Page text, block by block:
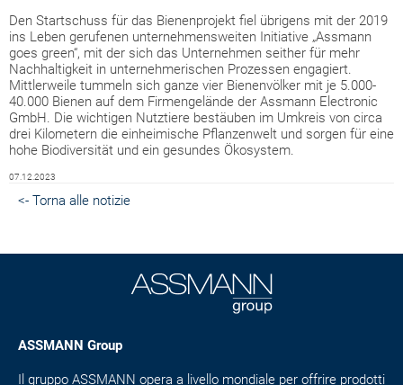
Den Startschuss für das Bienenprojekt fiel übrigens mit der 2019
ins Leben gerufenen unternehmensweiten Initiative „Assmann
goes green“, mit der sich das Unternehmen seither für mehr
Nachhaltigkeit in unternehmerischen Prozessen engagiert.
Mittlerweile tummeln sich ganze vier Bienenvölker mit je 5.000-
40.000 Bienen auf dem Firmengelände der Assmann Electronic
GmbH. Die wichtigen Nutztiere bestäuben im Umkreis von circa
drei Kilometern die einheimische Pflanzenwelt und sorgen für eine
hohe Biodiversität und ein gesundes Ökosystem.
07.12.2023
<- Torna alle notizie
ASSMANN Group
Il gruppo ASSMANN opera a livello mondiale per offrire prodotti